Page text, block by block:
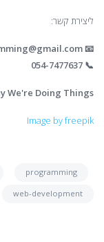
ליצירת קשר:
📧
📞 054-7477637
We're Doing Things
Image by freepik
programming
web-development